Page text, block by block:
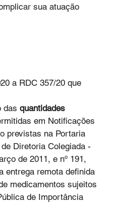
sua atuação
a RDC 357/20 que
das quantidades
em Notificações
previstas na Portaria
Diretoria Colegiada -
de 2011, e nº 191,
entrega remota definida
medicamentos sujeitos
de Importância